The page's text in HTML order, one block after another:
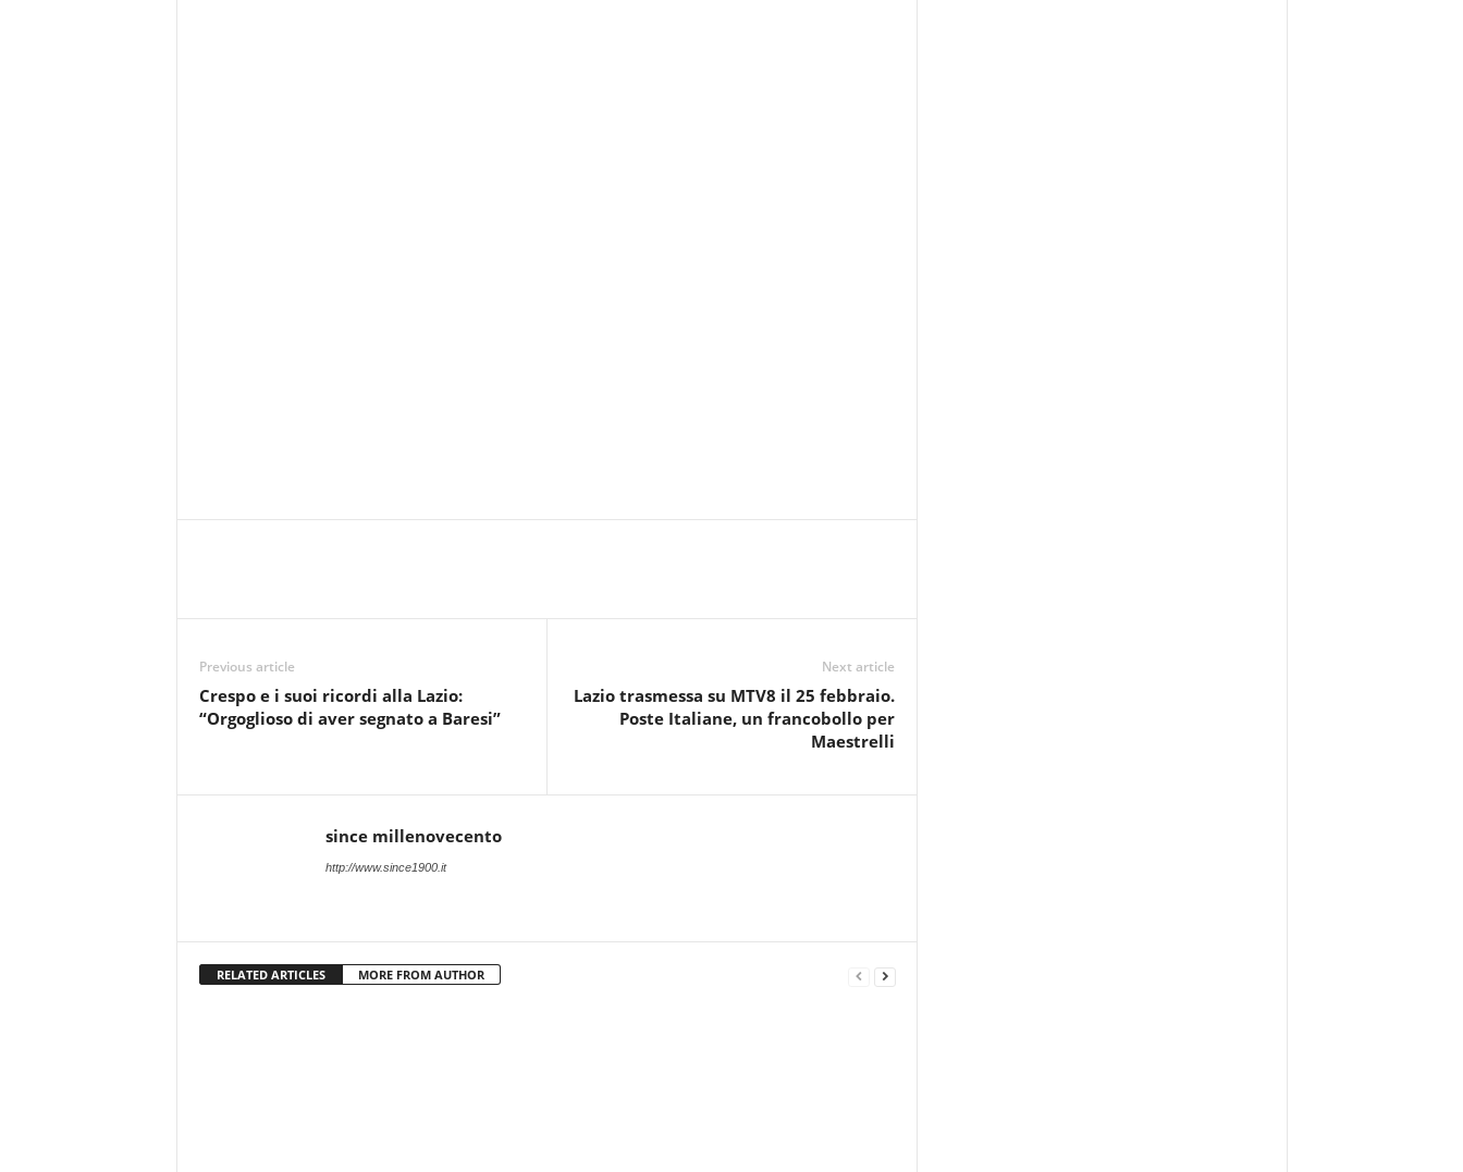
Previous article
Crespo e i suoi ricordi alla Lazio:
“Orgoglioso di aver segnato a Baresi”
Next article
Lazio trasmessa su MTV8 il 25 febbraio.
Poste Italiane, un francobollo per
Maestrelli
since millenovecento
http://www.since1900.it
RELATED ARTICLES MORE FROM AUTHOR